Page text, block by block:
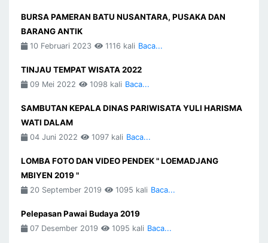
BURSA PAMERAN BATU NUSANTARA, PUSAKA DAN
BARANG ANTIK
10 Februari 2023 1116 kali Baca...
TINJAU TEMPAT WISATA 2022
09 Mei 2022 1098 kali Baca...
SAMBUTAN KEPALA DINAS PARIWISATA YULI HARISMA
WATI DALAM
04 Juni 2022 1097 kali Baca...
LOMBA FOTO DAN VIDEO PENDEK " LOEMADJANG
MBIYEN 2019 "
20 September 2019 1095 kali Baca...
Pelepasan Pawai Budaya 2019
07 Desember 2019 1095 kali Baca...